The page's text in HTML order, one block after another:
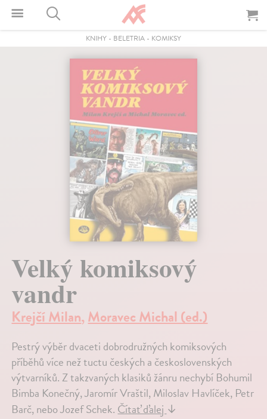
KNIHY - BELETRIA - KOMIKSY
Velký komiksový
vandr
Krejčí Milan,Moravec Michal (ed.)
Pestrý výběr dvaceti dobrodružných komiksových
příběhů více než tuctu českých a československých
výtvarníků. Z takzvaných klasiků žánru nechybí Bohumil
Bimba Konečný, Jaromír Vraštil, Miloslav Havlíček, Petr
Barč, nebo Jozef Schek.Čítať ďalej↓